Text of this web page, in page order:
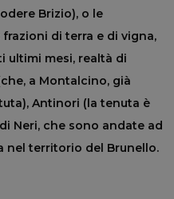
Brizio), o le
di terra e di vigna,
ultimi mesi, realtà di
a Montalcino, già
Antinori (la tenuta è
Neri, che sono andate ad
nel territorio del Brunello.